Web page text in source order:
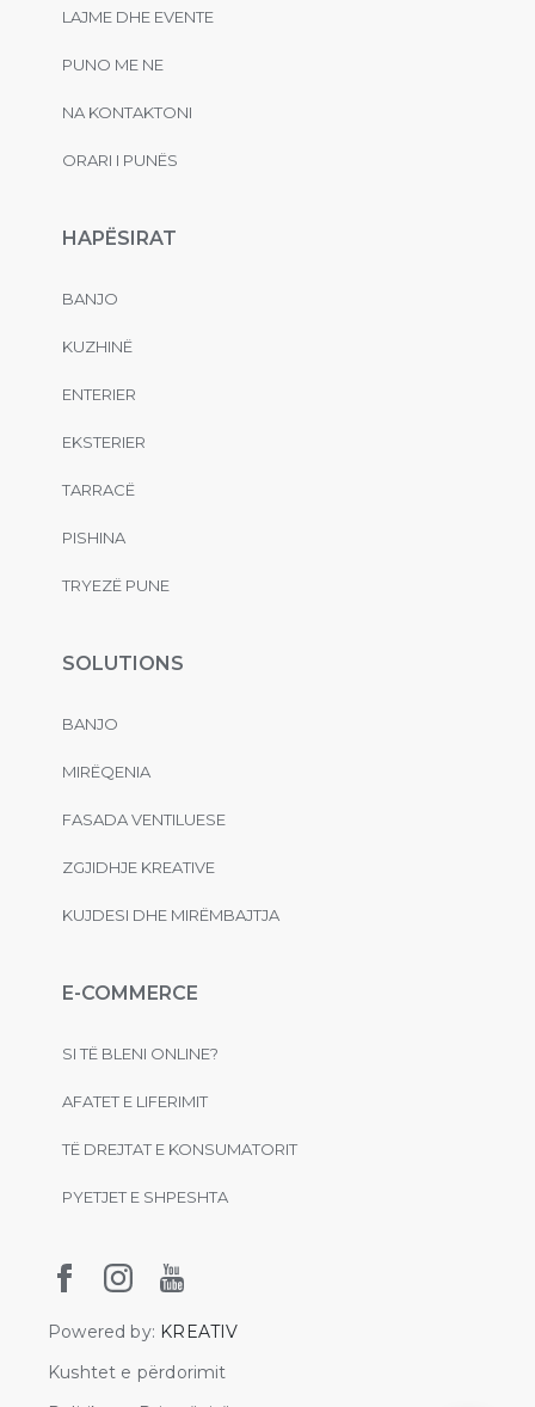
LAJME DHE EVENTE
PUNO ME NE
NA KONTAKTONI
ORARI I PUNËS
HAPËSIRAT
BANJO
KUZHINË
ENTERIER
EKSTERIER
TARRACË
PISHINA
TRYEZË PUNE
SOLUTIONS
BANJO
MIRËQENIA
FASADA VENTILUESE
ZGJIDHJE KREATIVE
KUJDESI DHE MIRËMBAJTJA
E-COMMERCE
SI TË BLENI ONLINE?
AFATET E LIFERIMIT
TË DREJTAT E KONSUMATORIT
PYETJET E SHPESHTA
Powered by: KREATIV
Kushtet e përdorimit